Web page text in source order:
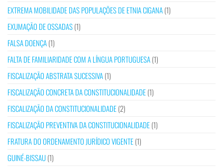
EXTREMA MOBILIDADE DAS POPULAÇÕES DE ETNIA CIGANA(1)
EXUMAÇÃO DE OSSADAS(1)
FALSA DOENÇA(1)
FALTA DE FAMILIARIDADE COM A LÍNGUA PORTUGUESA(1)
FISCALIZAÇÃO ABSTRATA SUCESSIVA(1)
FISCALIZAÇÃO CONCRETA DA CONSTITUCIONALIDADE(1)
FISCALIZAÇÃO DA CONSTITUCIONALIDADE(2)
FISCALIZAÇÃO PREVENTIVA DA CONSTITUCIONALIDADE(1)
FRATURA DO ORDENAMENTO JURÍDICO VIGENTE(1)
GUINÉ-BISSAU(1)